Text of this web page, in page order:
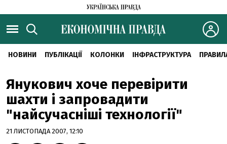
НОВИНИ ПУБЛІКАЦІЇ КОЛОНКИ ІНФРАСТРУКТУРА
Янукович хоче перевірити
шахти і запровадити
"найсучасніші технології"
21 ЛИСТОПАДА 2007, 12:10